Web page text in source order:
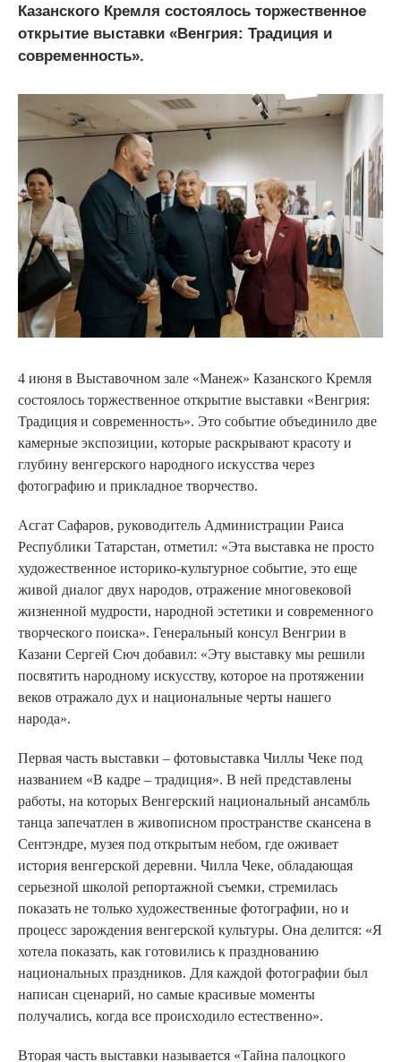
Казанского Кремля состоялось торжественное
открытие выставки «Венгрия: Традиция и
современность».
4 июня в Выставочном зале «Манеж» Казанского Кремля
состоялось торжественное открытие выставки «Венгрия:
Традиция и современность». Это событие объединило две
камерные экспозиции, которые раскрывают красоту и
глубину венгерского народного искусства через
фотографию и прикладное творчество.
Асгат Сафаров, руководитель Администрации Раиса
Республики Татарстан, отметил: «Эта выставка не просто
художественное историко-культурное событие, это еще
живой диалог двух народов, отражение многовековой
жизненной мудрости, народной эстетики и современного
творческого поиска». Генеральный консул Венгрии в
Казани Сергей Сюч добавил: «Эту выставку мы решили
посвятить народному искусству, которое на протяжении
веков отражало дух и национальные черты нашего
народа».
Первая часть выставки – фотовыставка Чиллы Чеке под
названием «В кадре – традиция». В ней представлены
работы, на которых Венгерский национальный ансамбль
танца запечатлен в живописном пространстве скансена в
Сентэндре, музея под открытым небом, где оживает
история венгерской деревни. Чилла Чеке, обладающая
серьезной школой репортажной съемки, стремилась
показать не только художественные фотографии, но и
процесс зарождения венгерской культуры. Она делится: «Я
хотела показать, как готовились к празднованию
национальных праздников. Для каждой фотографии был
написан сценарий, но самые красивые моменты
получались, когда все происходило естественно».
Вторая часть выставки называется «Тайна палоцкого